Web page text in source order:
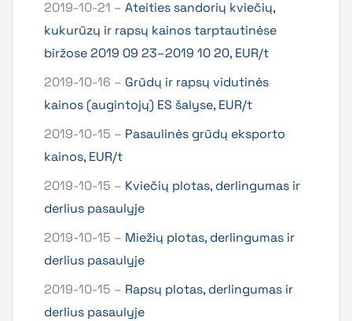
2019-10-21 – Ateities sandorių kviečių,
kukurūzų ir rapsų kainos tarptautinėse
biržose 2019 09 23–2019 10 20, EUR/t
2019-10-16 – Grūdų ir rapsų vidutinės
kainos (augintojų) ES šalyse, EUR/t
2019-10-15 – Pasaulinės grūdų eksporto
kainos, EUR/t
2019-10-15 – Kviečių plotas, derlingumas ir
derlius pasaulyje
2019-10-15 – Miežių plotas, derlingumas ir
derlius pasaulyje
2019-10-15 – Rapsų plotas, derlingumas ir
derlius pasaulyje